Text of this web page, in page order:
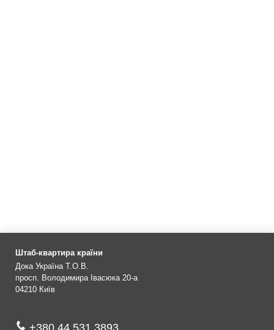
Штаб-квартира країни
Дока Україна Т.О.В.
просп. Володимира Івасюка 20-а
04210 Київ
+380 44 531 3893